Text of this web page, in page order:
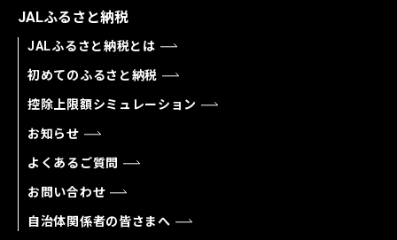
JALふるさと納税
JALふるさと納税とは
初めてのふるさと納税
控除上限額シミュレーション
お知らせ
よくあるご質問
お問い合わせ
自治体関係者の皆さまへ